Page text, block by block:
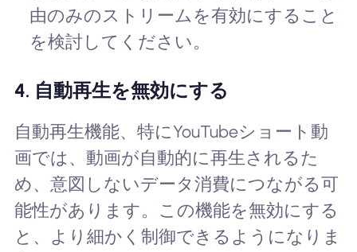
由のみのストリームを有効にすること
を検討してください。
4. 自動再生を無効にする
自動再生機能、特にYouTubeショート動
画では、動画が自動的に再生されるた
め、意図しないデータ消費につながる可
能性があります。この機能を無効にする
と、より細かく制御できるようになりま